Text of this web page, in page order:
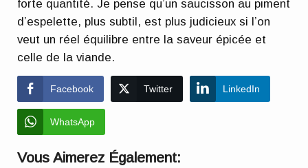
forte quantité. Je pense qu’un saucisson au piment
d’espelette, plus subtil, est plus judicieux si l’on
veut un réel équilibre entre la saveur épicée et
celle de la viande.
Facebook Twitter LinkedIn
WhatsApp
Vous Aimerez Également: